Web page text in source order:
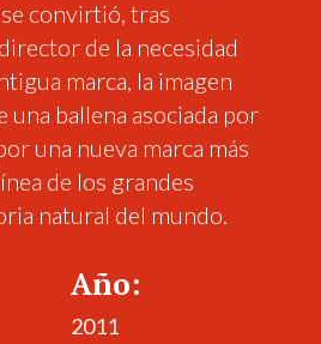
convirtió, tras
de la necesidad
marca, la imagen
una ballena asociada por
una nueva marca más
de los grandes
natural del mundo.
Año:
2011